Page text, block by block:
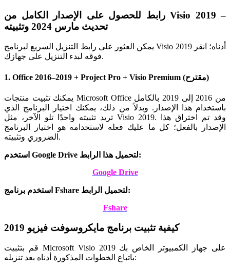
رابط للحصول على الإصدار الكامل من Visio 2019 –
تحديث مارس 2024 وتثبيته
يمكن العثور على رابط التنزيل السريع لبرنامج Visio 2019 أدناه؛ انقر
فوقه لبدء التنزيل على جهازك.
1. Office 2016–2019 + Project Pro + Visio Premium (مقترح)
يمكنك تثبيت منتجات Microsoft Office من 2016 إلى 2019 بالكامل
باستخدام هذا الإصدار. وبدلاً من ذلك، يمكنك اختيار البرنامج الذي
تريد تثبيته واحدًا تلو الآخر، مثل Visio 2019. وقد تم اختراق هذا
الإصدار بالفعل؛ كل ما عليك فعله لاستخدامه هو اختيار البرنامج
الضروري وتثبيته.
استخدم Google Drive لتحميل هذا الرابط:
Google Drive
استخدم برنامج Fshare لتحميل الرابط:
Fshare
كيفية تثبيت برنامج مايكروسوفت فيزيو 2019
قم بتثبيت Microsoft Visio 2019 على جهاز الكمبيوتر الخاص بك
باتباع الخطوات المذكورة أدناه بعد تنزيله: